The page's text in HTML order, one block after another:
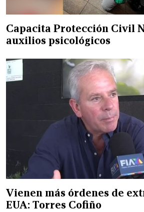
Capacita Protección Civil
auxilios psicológicos
Vienen más órdenes de
EUA: Torres Cofiño